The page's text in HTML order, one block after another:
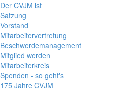
Der CVJM ist
Satzung
Vorstand
Mitarbeitervertretung
Beschwerdemanagement
Mitglied werden
Mitarbeiterkreis
Spenden - so geht's
175 Jahre CVJM